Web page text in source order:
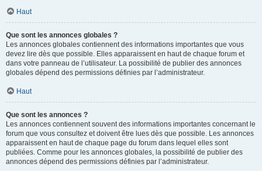
Haut
Que sont les annonces globales ?
Les annonces globales contiennent des informations importantes que vous
devez lire dès que possible. Elles apparaissent en haut de chaque forum et
dans votre panneau de l’utilisateur. La possibilité de publier des annonces
globales dépend des permissions définies par l’administrateur.
Haut
Que sont les annonces ?
Les annonces contiennent souvent des informations importantes concernant le
forum que vous consultez et doivent être lues dès que possible. Les annonces
apparaissent en haut de chaque page du forum dans lequel elles sont
publiées. Comme pour les annonces globales, la possibilité de publier des
annonces dépend des permissions définies par l’administrateur.